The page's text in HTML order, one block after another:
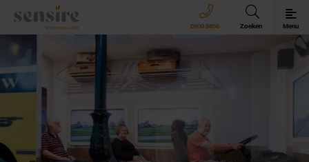
Sensire logo
0900 8856 Zoeken Menu
Sensire bij u thuis
Revalideren met Sensire
Wonen en zorg met Sensire